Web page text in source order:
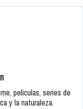
peliculas, series de
y la naturaleza.